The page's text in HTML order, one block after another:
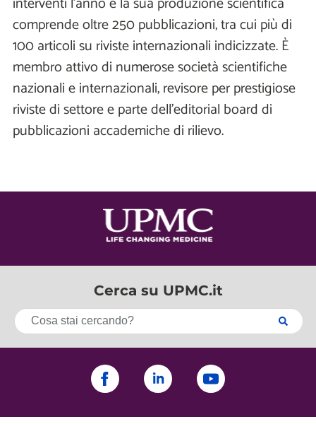
comprende oltre 250 pubblicazioni, tra cui più di
100 articoli su riviste internazionali indicizzate. È
membro attivo di numerose società scientifiche
nazionali e internazionali, revisore per prestigiose
riviste di settore e parte dell’editorial board di
pubblicazioni accademiche di rilievo.
Cerca su UPMC.it